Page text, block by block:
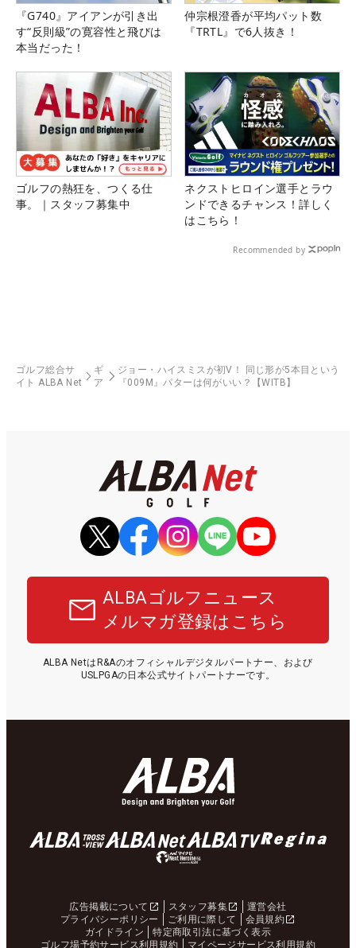
『G740』アイアンが引き出
す“反則級”の寛容性と飛びは
本当だった！
仲宗根澄香が平均パット数
『TRTL』で6人抜き！
ゴルフの熱狂を、つくる仕
事。｜スタッフ募集中
ネクストヒロイン選手とラウ
ンドできるチャンス！詳しく
はこちら！
Recommended by
ゴルフ総合サ
イト ALBA Net
ギ
ア
ジョー・ハイスミスが初V！ 同じ形が5本目という
『009M』パターは何がいい？【WITB】
ALBAゴルフニュース
メルマガ登録はこちら
ALBA NetはR&Aのオフィシャルデジタルパートナー、および
USLPGAの日本公式サイトパートナーです。
広告掲載について スタッフ募集
運営会社
プライバシーポリシー
ご利用に際して
会員規約
ガイドライン
特定商取引法に基づく表示
ゴルフ場予約サービス利用規約
マイページサービス利用規約